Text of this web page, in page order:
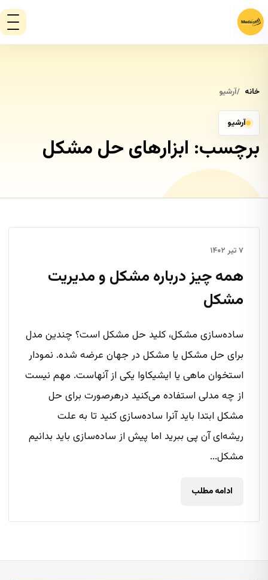
خانه آرشیو
آرشیو
برچسب: ابزارهای حل مشکل
۷ تیر ۱۴۰۲
همه چیز درباره مشکل و مدیریت
مشکل
ساده‌سازی مشکل، کلید حل مشکل است؟ چندین مدل‌
برای حل مشکل یا مشکل‌ در جهان عرضه شده. نمودار
استخوان ماهی یا ایشیکاوا یکی از آنهاست. مهم نیست
از چه مدلی استفاده می‌کنید درهرصورت برای حل
مشکل ابتدا باید آنرا ساده‌سازی کنید تا به علت
ریشه‌ای آن پی ببرید اما پیش از ساده‌سازی باید بدانیم
مشکل...
ادامه مطلب